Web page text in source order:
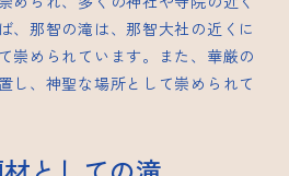
、那智の滝は、那智大社の近くに
崇められています。また、華厳の
し、神聖な場所として崇められて